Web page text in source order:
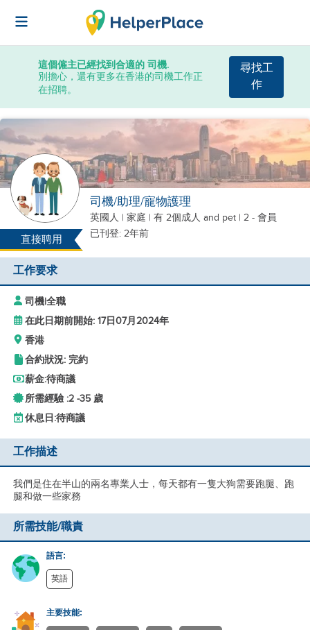
這個僱主已經找到合適的 司機.
別擔心，還有更多在香港的司機工作正
在招聘。
尋找工
作
直接聘用
司機/助理/寵物護理
英國人 | 家庭 | 有 2個成人 and pet | 2 - 會員
已刊登: 2年前
工作要求
司機|全職
在此日期前開始: 17日07月2024年
香港
合約狀況: 完約
薪金:待商議
所需經驗 :2 -35 歲
休息日:待商議
工作描述
我們是住在半山的兩名專業人士，每天都有一隻大狗需要跑腿、跑
腿和做一些家務
所需技能/職責
語言:
英語
主要技能: